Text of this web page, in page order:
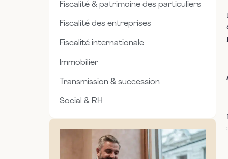
Fiscalité & patrimoine des particuliers
Fiscalité des entreprises
Fiscalité internationale
Immobilier
Transmission & succession
Social & RH
: